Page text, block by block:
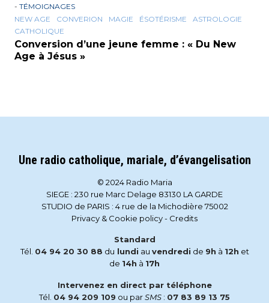
- TÉMOIGNAGES
NEW AGE
CONVERION MAGIE ÉSOTÉRISME
ASTROLOGIE
CATHOLIQUE
Conversion d’une jeune femme : « Du New
Age à Jésus »
Une radio catholique, mariale, d’évangelisation
© 2024 Radio Maria
SIEGE : 230 rue Marc Delage 83130 LA GARDE
STUDIO de PARIS : 4 rue de la Michodière 75002
Privacy & Cookie policy- Credits
Standard
Tél. 04 94 20 30 88 du lundi au vendredi de 9h à 12h et
de 14h à 17h
Intervenez en direct par téléphone
Tél. 04 94 209 109 ou parSMS : 07 83 89 13 75